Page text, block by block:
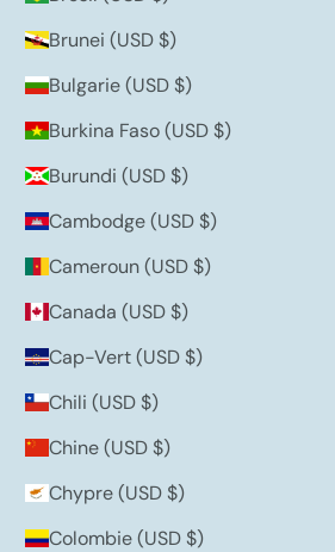
Brunei (USD $)
Bulgarie (USD $)
Burkina Faso (USD $)
Burundi (USD $)
Cambodge (USD $)
Cameroun (USD $)
Canada (USD $)
Cap-Vert (USD $)
Chili (USD $)
Chine (USD $)
Chypre (USD $)
Colombie (USD $)